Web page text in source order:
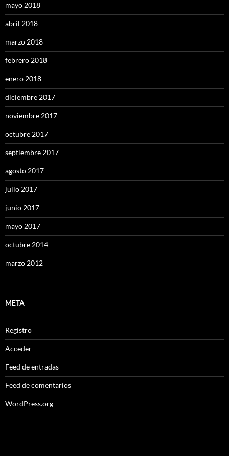
mayo 2018
abril 2018
marzo 2018
febrero 2018
enero 2018
diciembre 2017
noviembre 2017
octubre 2017
septiembre 2017
agosto 2017
julio 2017
junio 2017
mayo 2017
octubre 2014
marzo 2012
META
Registro
Acceder
Feed de entradas
Feed de comentarios
WordPress.org